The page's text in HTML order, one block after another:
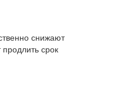
снижают
срок